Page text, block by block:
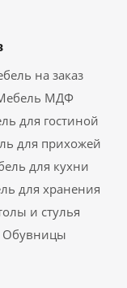
на заказ
МДФ
для гостиной
для прихожей
для кухни
для хранения
и стулья
Обувницы